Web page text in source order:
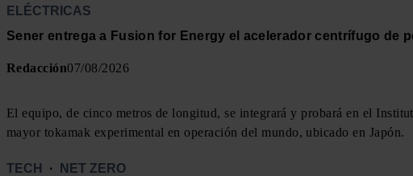
ELÉCTRICAS
Sener entrega a Fusion for Energy el acelerador centrífugo de
Redacción07/08/2026
El equipo, de cinco metros de longitud, se integrará y probará en el
mayor tokamak experimental en operación del mundo, ubicado en Japón.
TECH ·
NET ZERO